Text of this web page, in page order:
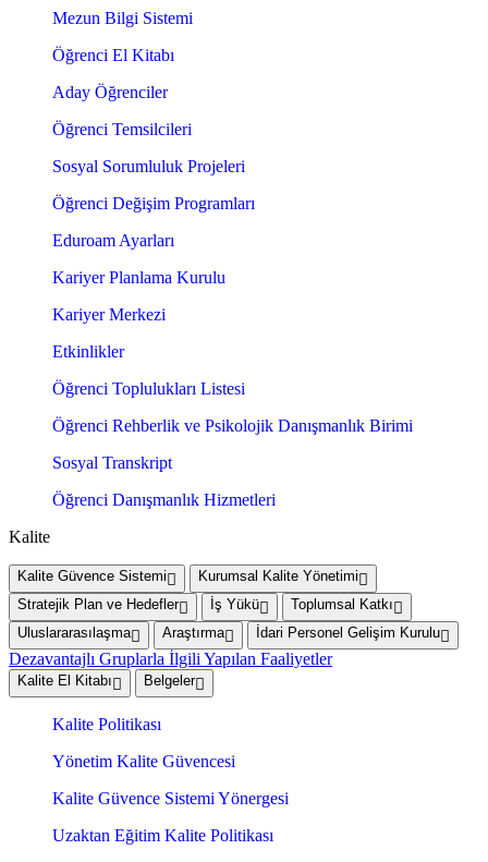
Mezun Bilgi Sistemi
Öğrenci El Kitabı
Aday Öğrenciler
Öğrenci Temsilcileri
Sosyal Sorumluluk Projeleri
Öğrenci Değişim Programları
Eduroam Ayarları
Kariyer Planlama Kurulu
Kariyer Merkezi
Etkinlikler
Öğrenci Toplulukları Listesi
Öğrenci Rehberlik ve Psikolojik Danışmanlık Birimi
Sosyal Transkript
Öğrenci Danışmanlık Hizmetleri
Kalite
Kalite Güvence Sistemi
Kurumsal Kalite Yönetimi
Stratejik Plan ve Hedefler
İş Yükü
Toplumsal Katkı
Uluslararasılaşma
Araştırma İdari Personel Gelişim Kurulu
Dezavantajlı Gruplarla İlgili Yapılan Faaliyetler
Kalite El Kitabı Belgeler
Kalite Politikası
Yönetim Kalite Güvencesi
Kalite Güvence Sistemi Yönergesi
Uzaktan Eğitim Kalite Politikası